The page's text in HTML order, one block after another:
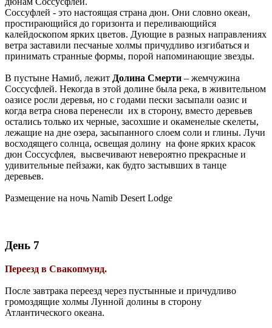
Соссуфлей - это настоящая страна дюн. Они словно океан,
простирающийся до горизонта и переливающийся
калейдоскопом ярких цветов. Дующие в разных направлениях
ветра заставили песчаные холмы причудливо изгибаться и
принимать странные формы, порой напоминающие звезды.
В пустыне Намиб, лежит Долина Смерти – жемчужина
Соссусфлей. Некогда в этой долине была река, в живительном
оазисе росли деревья, но с годами пески засыпали оазис и
когда ветра снова перенесли их в сторону, вместо деревьев
остались только их черные, засохшие и окаменелые скелеты,
лежащие на дне озера, засыпанного слоем соли и глины. Лучи
восходящего солнца, освещая долину на фоне ярких красок
дюн Соссусфлея, высвечивают невероятно прекрасные и
удивительные пейзажи, как будто застывших в танце
деревьев.
Размещение на ночь Namib Desert Lodge
День 7
Переезд в Свакопмунд.
После завтрака переезд через пустынные и причудливо
громоздящие холмы Лунной долины в сторону
Атлантического океана.